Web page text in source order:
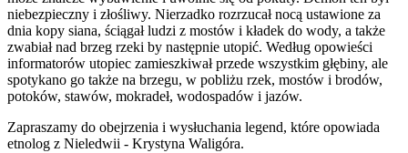
niebezpieczny i złośliwy. Nierzadko rozrzucał nocą ustawione za
dnia kopy siana, ściągał ludzi z mostów i kładek do wody, a także
zwabiał nad brzeg rzeki by następnie utopić. Według opowieści
informatorów utopiec zamieszkiwał przede wszystkim głębiny, ale
spotykano go także na brzegu, w pobliżu rzek, mostów i brodów,
potoków, stawów, mokradeł, wodospadów i jazów.
Zapraszamy do obejrzenia i wysłuchania legend, które opowiada
etnolog z Nieledwii - Krystyna Waligóra.